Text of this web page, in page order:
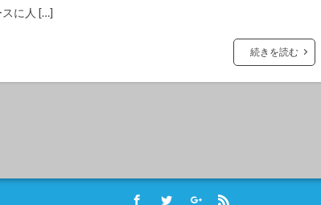
スに人 […]
続きを読む